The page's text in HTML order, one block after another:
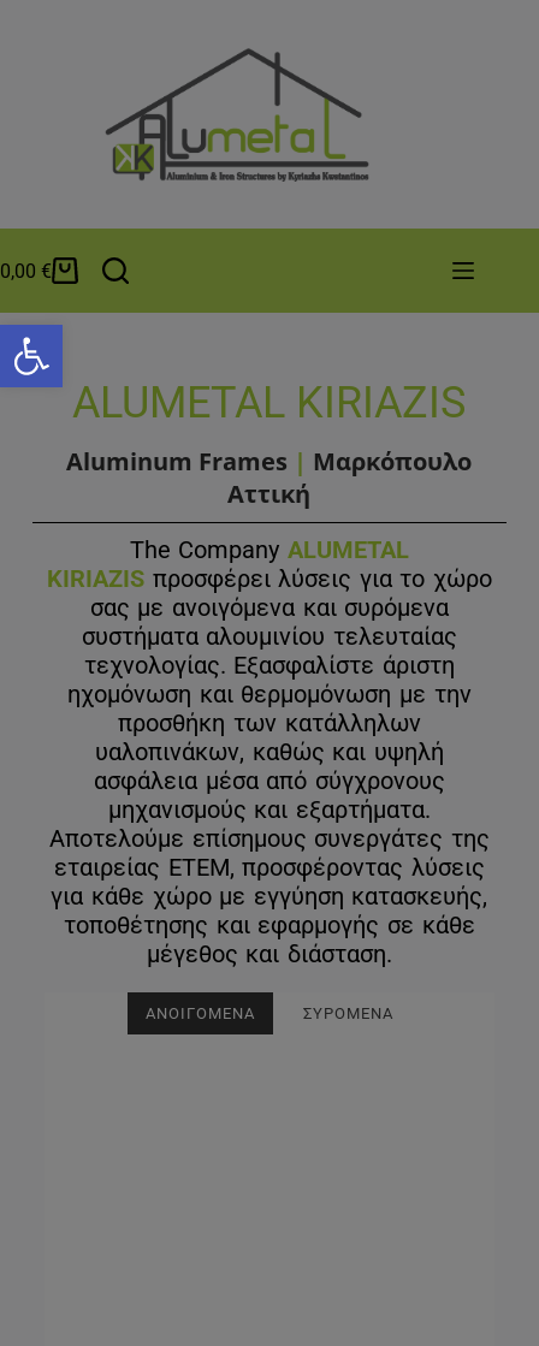
Open toolbar
0,00 €
ALUMETAL KIRIAZIS
Aluminum Frames | Μαρκόπουλο
Αττική
The CompanyALUMETAL
KIRIAZISπροσφέρει λύσεις για το χώρο
σας με ανοιγόμενα και συρόμενα
συστήματα αλουμινίου τελευταίας
τεχνολογίας. Εξασφαλίστε άριστη
ηχομόνωση και θερμομόνωση με την
προσθήκη των κατάλληλων
υαλοπινάκων, καθώς και υψηλή
ασφάλεια μέσα από σύγχρονους
μηχανισμούς και εξαρτήματα.
Αποτελούμε επίσημους συνεργάτες της
εταιρείας ΕΤΕΜ, προσφέροντας λύσεις
για κάθε χώρο με εγγύηση κατασκευής,
τοποθέτησης και εφαρμογής σε κάθε
μέγεθος και διάσταση.
ΑΝΟΙΓΟΜΕΝΑ ΣΥΡΟΜΕΝΑ